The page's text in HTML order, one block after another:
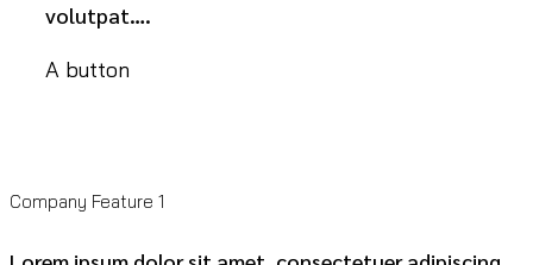
volutpat….
A button
Company Feature 1